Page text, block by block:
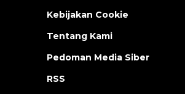
Kebijakan Cookie
Tentang Kami
Pedoman Media Siber
RSS